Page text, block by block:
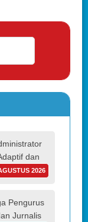
dan
2026
Pengurus
Jurnalis